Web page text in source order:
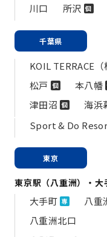
川口 所沢 個
千葉県
KOIL TERRACE（
松戸 個 本八幡
津田沼 個
海浜
Sport & Do
東京
東京駅（八重洲）・大
大手町 専 八重
八重洲北口